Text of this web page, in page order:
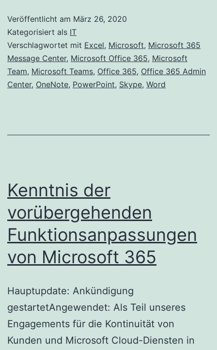
direkt
aus
Office
Veröffentlicht am März 26, 2020
Kategorisiert als IT
Verschlagwortet mit Excel, Microsoft, Microsoft 365
Message Center, Microsoft Office 365, Microsoft
Team, Microsoft Teams, Office 365, Office 365 Admin
Center, OneNote, PowerPoint, Skype, Word
Kenntnis der
vorübergehenden
Funktionsanpassungen
von Microsoft 365
Hauptupdate: Ankündigung
gestartetAngewendet: Als Teil unseres
Engagements für die Kontinuität von
Kunden und Microsoft Cloud-Diensten in